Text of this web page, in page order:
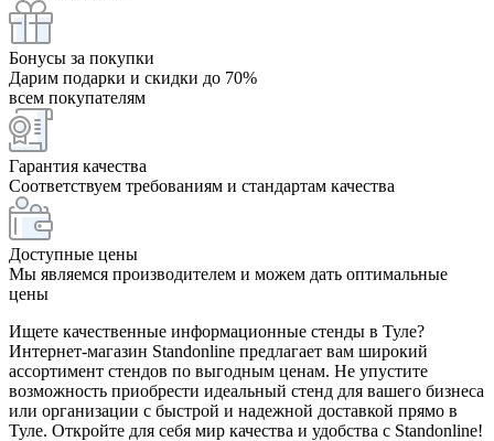
Бонусы за покупки
Дарим подарки и скидки до 70%
всем покупателям
Гарантия качества
Соответствуем требованиям и стандартам качества
Доступные цены
Мы являемся производителем и можем дать оптимальные
цены
Ищете качественные информационные стенды в Туле?
Интернет-магазин Standonline предлагает вам широкий
ассортимент стендов по выгодным ценам. Не упустите
возможность приобрести идеальный стенд для вашего бизнеса
или организации с быстрой и надежной доставкой прямо в
Туле. Откройте для себя мир качества и удобства с Standonline!